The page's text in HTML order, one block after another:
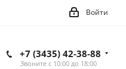
Войти
+7 (3435) 42-38-88
Звоните с 10:00 до 18:00